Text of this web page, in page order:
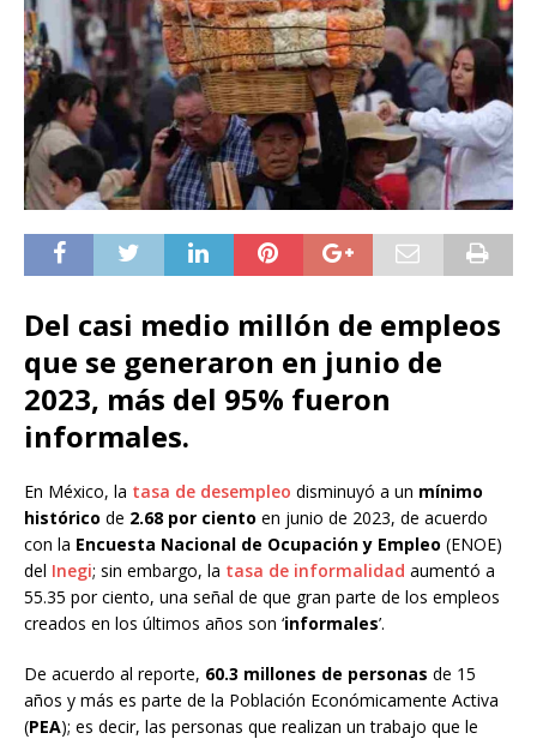
Del casi medio millón de empleos
que se generaron en junio de
2023, más del 95% fueron
informales.
En México, la tasa de desempleo disminuyó a un mínimo
histórico de 2.68 por ciento en junio de 2023, de acuerdo
con la Encuesta Nacional de Ocupación y Empleo (ENOE)
del Inegi; sin embargo, la tasa de informalidad aumentó a
55.35 por ciento, una señal de que gran parte de los empleos
creados en los últimos años son ‘informales’.
De acuerdo al reporte, 60.3 millones de personas de 15
años y más es parte de la Población Económicamente Activa
(PEA); es decir, las personas que realizan un trabajo que le